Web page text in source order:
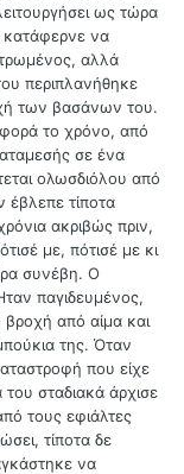
ως τώρα
κατάφερνε να
αλλά
περιπλανήθηκε
των βασάνων του.
το χρόνο, από
σε ένα
ολωσδιόλου από
έβλεπε τίποτα
ακριβώς πριν,
με, πότισέ με κι
συνέβη. Ο
παγιδευμένος,
βροχή από αίμα και
της. Όταν
που είχε
σταδιακά άρχισε
τους εφιάλτες
τίποτα δε
να